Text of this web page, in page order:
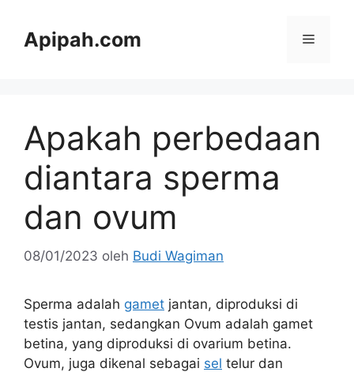
Apipah.com Menu
Apakah perbedaan
diantara sperma
dan ovum
08/01/2023 oleh Budi Wagiman
Sperma adalah gamet jantan, diproduksi di
testis jantan, sedangkan Ovum adalah gamet
betina, yang diproduksi di ovarium betina.
Ovum, juga dikenal sebagai sel telur dan